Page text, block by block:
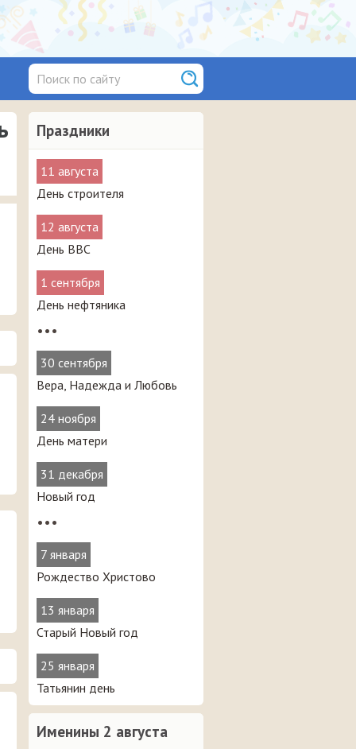
Праздники
11 августа
День строителя
12 августа
День ВВС
1 сентября
День нефтяника
•••
30 сентября
Вера, Надежда и Любовь
24 ноября
День матери
31 декабря
Новый год
•••
7 января
Рождество Христово
13 января
Старый Новый год
25 января
Татьянин день
Именины 2 августа